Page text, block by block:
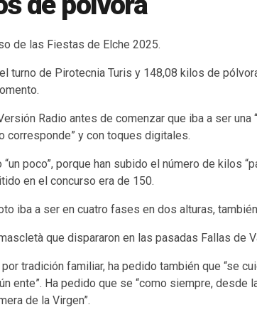
de las Fiestas de Elche 2025.
turno de Pirotecnia Turis y 148,08 kilos de
Radio antes de comenzar que iba a ser una
corresponde” y con toques digitales.
poco”, porque han subido el número de kilos
en el concurso era de 150.
iba a ser en cuatro fases en dos alturas,
que dispararon en las pasadas Fallas de
tradición familiar, ha pedido también que “se
ente”. Ha pedido que se “como siempre, desde
de la Virgen”.